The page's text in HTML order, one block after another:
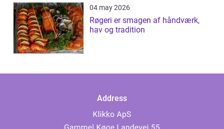
04 may 2026
Røgeri er smagen af håndværk,
hav og tradition
Address